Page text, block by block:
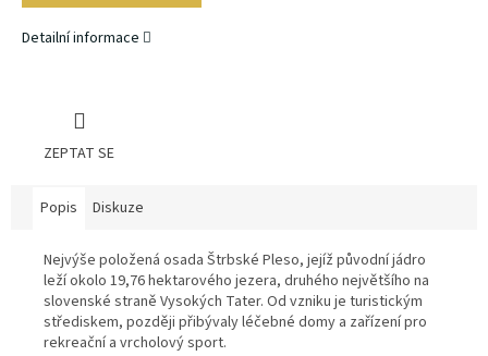
Detailní informace
ZEPTAT SE
Popis Diskuze
Nejvýše položená osada Štrbské Pleso, jejíž původní jádro
leží okolo 19,76 hektarového jezera, druhého největšího na
slovenské straně Vysokých Tater. Od vzniku je turistickým
střediskem, později přibývaly léčebné domy a zařízení pro
rekreační a vrcholový sport.